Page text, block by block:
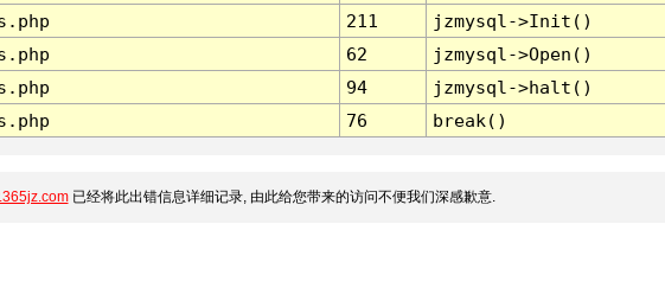
211
jzmysql->Init()
62
jzmysql->Open()
94
jzmysql->halt()
76 break()
已经将此出错信息详细记录, 由此给您带来的访问不便我们深感歉意.